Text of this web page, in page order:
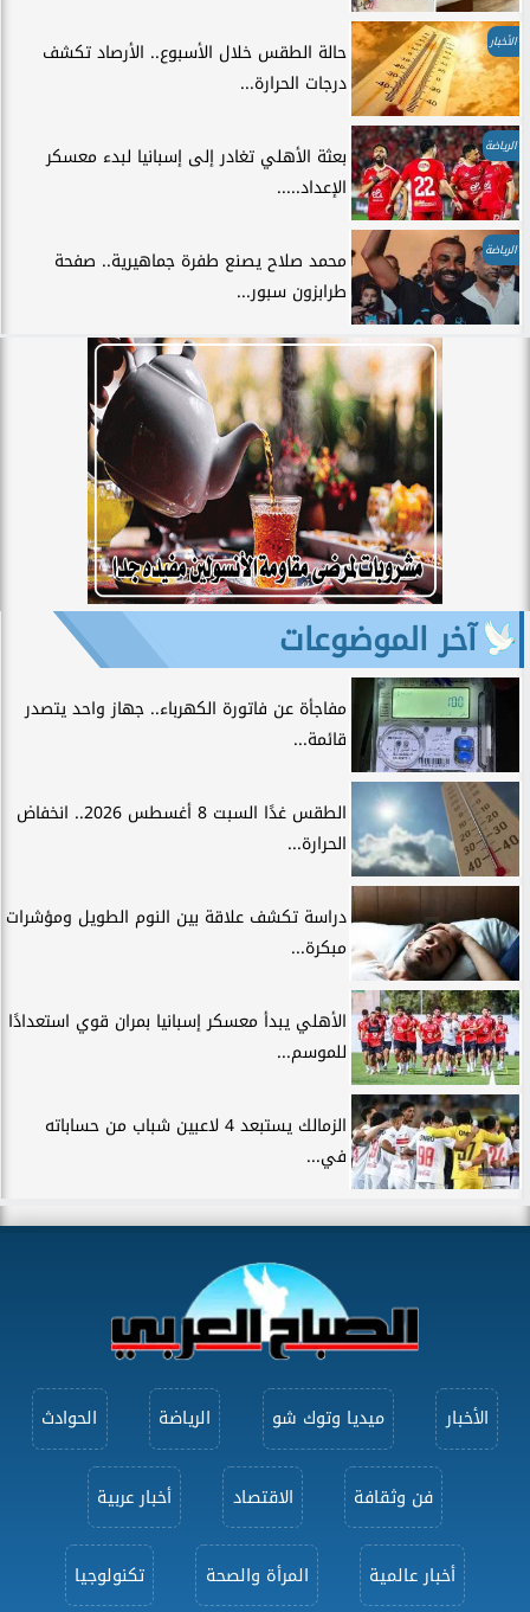
الأخبار
حالة الطقس خلال الأسبوع.. الأرصاد تكشف
درجات الحرارة...
الرياضة
بعثة الأهلي تغادر إلى إسبانيا لبدء معسكر
الإعداد.....
الرياضة
محمد صلاح يصنع طفرة جماهيرية.. صفحة
طرابزون سبور...
آخر الموضوعات
مفاجأة عن فاتورة الكهرباء.. جهاز واحد يتصدر
قائمة...
الطقس غدًا السبت 8 أغسطس 2026.. انخفاض
الحرارة...
دراسة تكشف علاقة بين النوم الطويل ومؤشرات
مبكرة...
الأهلي يبدأ معسكر إسبانيا بمران قوي استعدادًا
للموسم...
الزمالك يستبعد 4 لاعبين شباب من حساباته
في...
الأخبار ميديا وتوك شو الرياضة الحوادث
فن وثقافة الاقتصاد أخبار عربية
أخبار عالمية المرأة والصحة تكنولوجيا